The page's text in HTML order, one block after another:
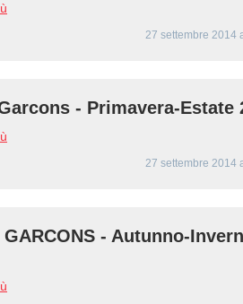
27 settembre 2014
- Primavera-Estate
27 settembre 2014
GARCONS - Autunno-